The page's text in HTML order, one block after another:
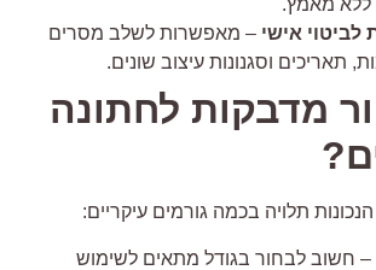
מאמץ.
אישי– מאפשרות לשלב מסרים
וסגנונות עיצוב שונים.
מדבקות לחתונה
תלויה בכמה גורמים עיקריים:
לבחור בגודל מתאים לשימוש